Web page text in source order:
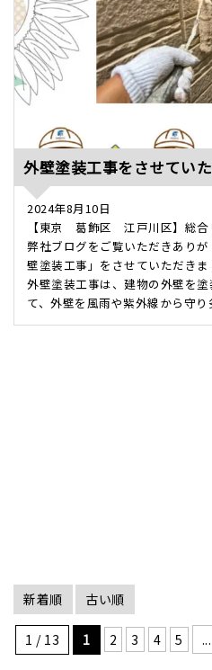
外壁塗装工事をさせてい
2024年8月10日
【東京 葛飾区 江戸川区】総合
弊社ブログをご覧いただきあり
壁塗装工事」をさせていただきま
外壁塗装工事は、建物の外壁を
て、外壁を風雨や紫外線から守り
新着順 古い順
1 / 13 1 2 3 4 5 ...